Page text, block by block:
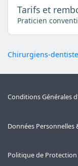
Tarifs et
Praticien
Chirurgiens-
Conditions Générales
Données Personnelles
Politique de